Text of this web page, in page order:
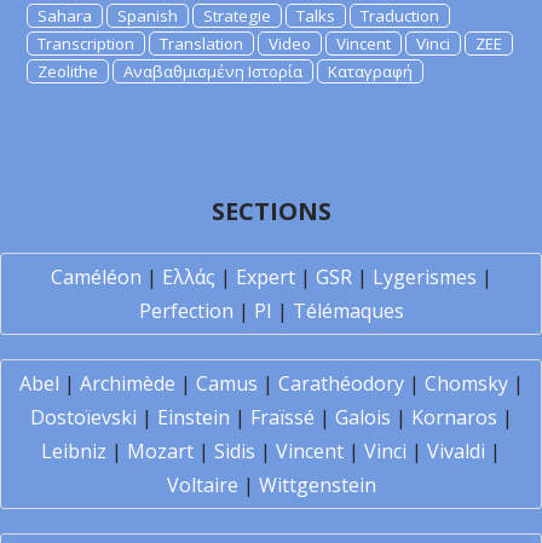
Sahara
Spanish Strategie Talks
Traduction
Transcription
Translation Video Vincent Vinci
ZEE
Zeolithe
Αναβαθμισμένη Ιστορία Καταγραφή
SECTIONS
Caméléon | Ελλάς | Expert| GSR| Lygerismes |
Perfection | PI | Télémaques
Abel | Archimède | Camus | Carathéodory| Chomsky|
Dostoïevski | Einstein | Fraïssé | Galois | Kornaros |
Leibniz | Mozart | Sidis | Vincent | Vinci | Vivaldi |
Voltaire | Wittgenstein